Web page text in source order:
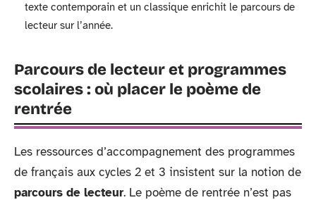
texte contemporain et un classique enrichit le parcours de
lecteur sur l’année.
Parcours de lecteur et programmes
scolaires : où placer le poème de
rentrée
Les ressources d’accompagnement des programmes
de français aux cycles 2 et 3 insistent sur la notion de
parcours de lecteur. Le poème de rentrée n’est pas